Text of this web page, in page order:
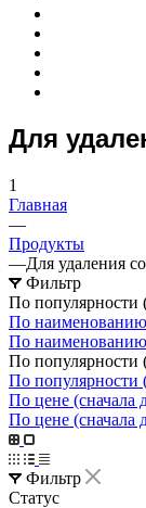
Для
1
Главная
—
Продукты
—Для удаления
Фильтр
По популярности
По
По
По популярности
По популярности
По цене (сначала
По цене (сначала
Фильтр
Статус